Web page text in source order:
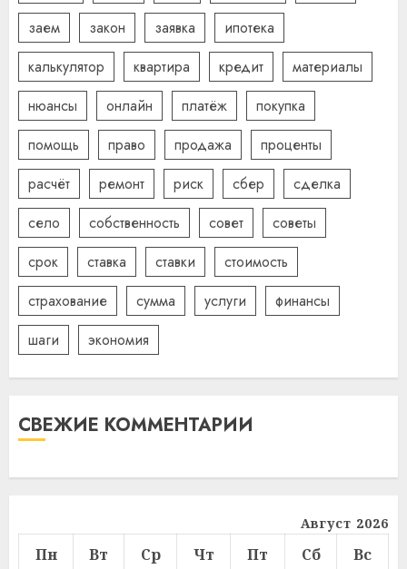
заем
закон заявка
ипотека
калькулятор
квартира кредит
материалы
нюансы
онлайн платёж
покупка
помощь
право продажа
проценты
расчёт
ремонт риск сбер
сделка
село
собственность совет
советы
срок
ставка ставки
стоимость
страхование
сумма услуги
финансы
шаги
экономия
СВЕЖИЕ КОММЕНТАРИИ
Август 2026
Пн Вт Ср Чт Пт Сб Вс